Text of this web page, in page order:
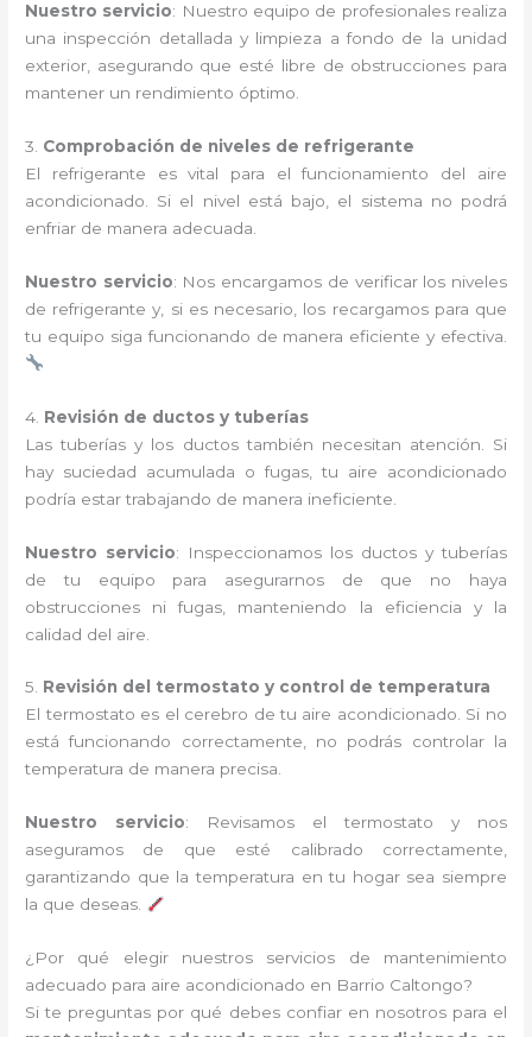
Nuestro servicio: Nuestro equipo de profesionales realiza
una inspección detallada y limpieza a fondo de la unidad
exterior, asegurando que esté libre de obstrucciones para
mantener un rendimiento óptimo.
3. Comprobación de niveles de refrigerante
El refrigerante es vital para el funcionamiento del aire
acondicionado. Si el nivel está bajo, el sistema no podrá
enfriar de manera adecuada.
Nuestro servicio: Nos encargamos de verificar los niveles
de refrigerante y, si es necesario, los recargamos para que
tu equipo siga funcionando de manera eficiente y efectiva.
4. Revisión de ductos y tuberías
Las tuberías y los ductos también necesitan atención. Si
hay suciedad acumulada o fugas, tu aire acondicionado
podría estar trabajando de manera ineficiente.
Nuestro servicio: Inspeccionamos los ductos y tuberías
de tu equipo para asegurarnos de que no haya
obstrucciones ni fugas, manteniendo la eficiencia y la
calidad del aire.
5. Revisión del termostato y control de temperatura
El termostato es el cerebro de tu aire acondicionado. Si no
está funcionando correctamente, no podrás controlar la
temperatura de manera precisa.
Nuestro servicio: Revisamos el termostato y nos
aseguramos de que esté calibrado correctamente,
garantizando que la temperatura en tu hogar sea siempre
la que deseas.
¿Por qué elegir nuestros servicios de mantenimiento
adecuado para aire acondicionado en Barrio Caltongo?
Si te preguntas por qué debes confiar en nosotros para el